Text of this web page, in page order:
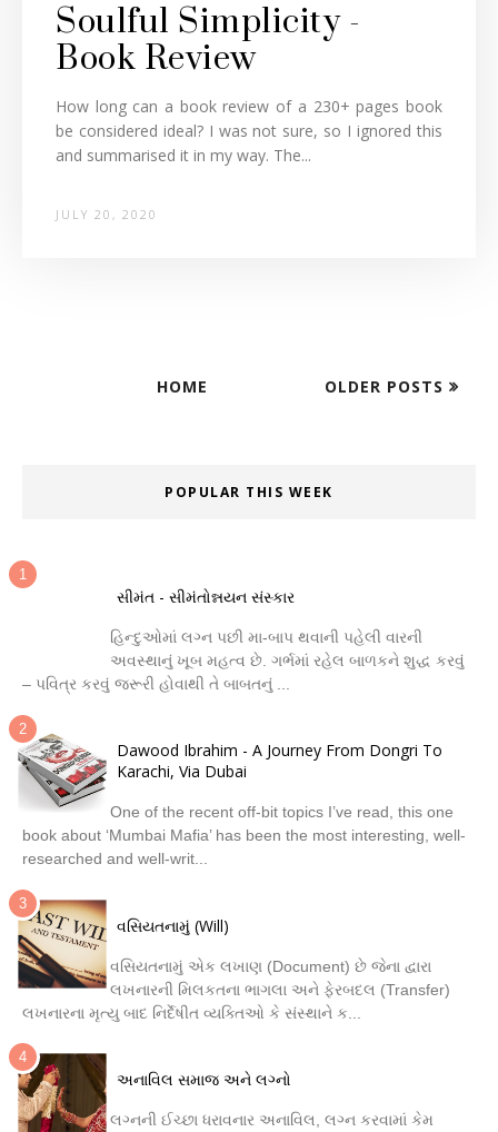
Soulful Simplicity -
Book Review
How long can a book review of a 230+ pages book
be considered ideal? I was not sure, so I ignored this
and summarised it in my way. The...
JULY 20, 2020
OLDER POSTS
HOME
POPULAR THIS WEEK
સીમંત - સીમંતોન્નયન સંસ્કાર
હિન્દુઓમાં લગ્ન પછી મા-બાપ થવાની પહેલી વારની
અવસ્થાનું ખૂબ મહત્વ છે. ગર્ભમાં રહેલ બાળકને શુદ્ધ કરવું
– પવિત્ર કરવું જરૂરી હોવાથી તે બાબતનું ...
Dawood Ibrahim - A Journey From Dongri To
Karachi, Via Dubai
One of the recent off-bit topics I’ve read, this one
book about ‘Mumbai Mafia’ has been the most interesting, well-
researched and well-writ...
વસિયતનામું (Will)
વસિયતનામું એક લખાણ (Document) છે જેના દ્વારા
લખનારની મિલકતના ભાગલા અને ફેરબદલ (Transfer)
લખનારના મૃત્યુ બાદ નિર્દેષીત વ્યક્તિઓ કે સંસ્થાને ક...
અનાવિલ સમાજ અને લગ્નો
લગ્નની ઈચ્છા ધરાવનાર અનાવિલ, લગ્ન કરવામાં કેમ